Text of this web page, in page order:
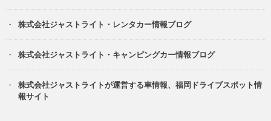
株式会社ジャストライト・レンタカー情報ブログ
株式会社ジャストライト・キャンピングカー情報ブログ
株式会社ジャストライトが運営する車情報、福岡ドライブスポット情
報サイト